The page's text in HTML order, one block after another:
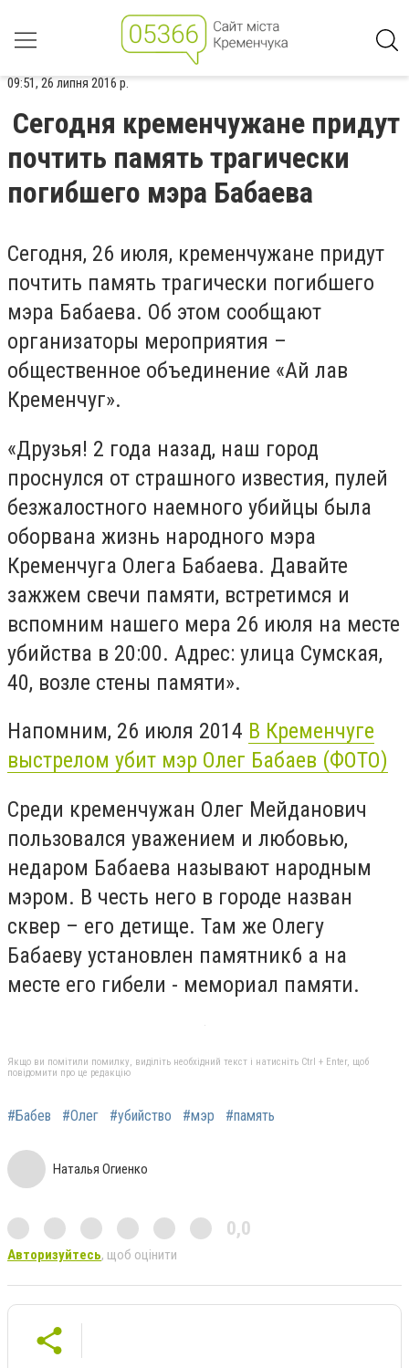
09:51, 26 липня 2016 р.
Сегодня кременчужане придут
почтить память трагически
погибшего мэра Бабаева
Сегодня, 26 июля, кременчужане придут
почтить память трагически погибшего
мэра Бабаева. Об этом сообщают
организаторы мероприятия –
общественное объединение «Ай лав
Кременчуг».
«Друзья! 2 года назад, наш город
проснулся от страшного известия, пулей
безжалостного наемного убийцы была
оборвана жизнь народного мэра
Кременчуга Олега Бабаева. Давайте
зажжем свечи памяти, встретимся и
вспомним нашего мера 26 июля на месте
убийства в 20:00. Адрес: улица Сумская,
40, возле стены памяти».
Напомним, 26 июля 2014 В Кременчуге
выстрелом убит мэр Олег Бабаев (ФОТО)
Среди кременчужан Олег Мейданович
пользовался уважением и любовью,
недаром Бабаева называют народным
мэром. В честь него в городе назван
сквер – его детище. Там же Олегу
Бабаеву установлен памятник6 а на
месте его гибели - мемориал памяти.
Якщо ви помітили помилку, виділіть необхідний текст і натисніть Ctrl + Enter, щоб
повідомити про це редакцію
#Бабев #Олег #убийство #мэр #память
Наталья Огиенко
0,0
Авторизуйтесь, щоб оцінити